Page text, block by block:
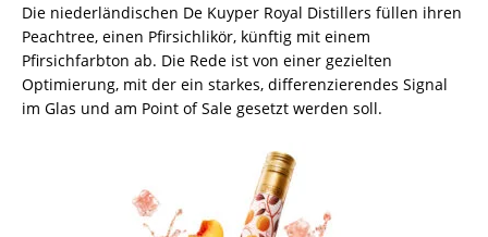
Die niederländischen De Kuyper Royal Distillers füllen ihren
Peachtree, einen Pfirsichlikör, künftig mit einem
Pfirsichfarbton ab. Die Rede ist von einer gezielten
Optimierung, mit der ein starkes, differenzierendes Signal
im Glas und am Point of Sale gesetzt werden soll.